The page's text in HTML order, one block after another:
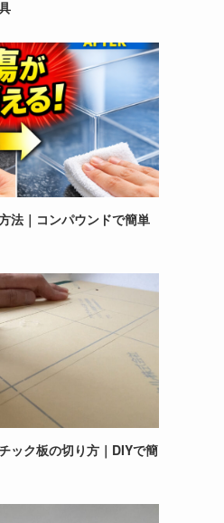
法｜コンパウンドで簡単
ック板の切り方｜DIYで簡